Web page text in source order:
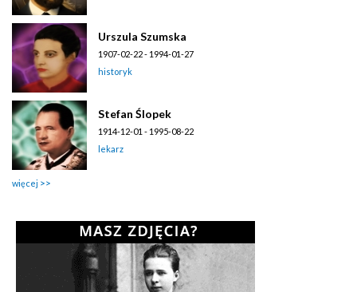
Urszula Szumska
1907-02-22 - 1994-01-27
historyk
Stefan Ślopek
1914-12-01 - 1995-08-22
lekarz
więcej